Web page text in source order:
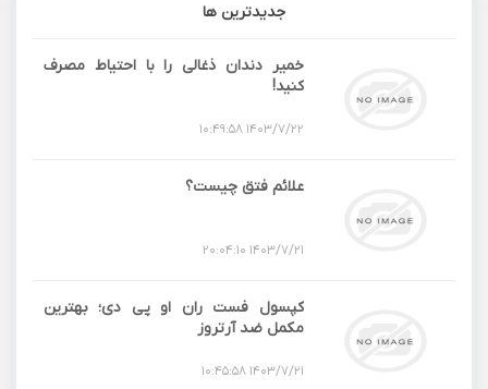
جدیدترین ها
خمیر دندان ذغالی را با احتیاط مصرف
کنید!
1403/7/22 10:49:58
علائم فتق چیست؟
1403/7/21 20:04:10
کپسول فست ران او پی دی؛ بهترین
مکمل‌ ضد آرتروز
1403/7/21 10:45:58